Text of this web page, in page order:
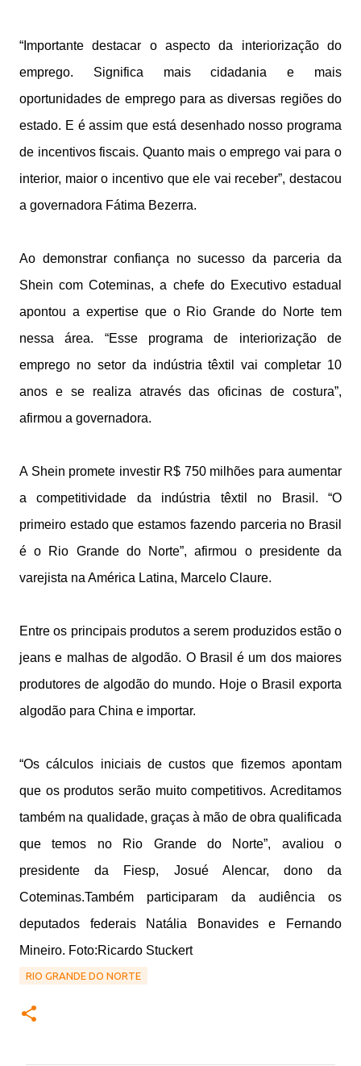
“Importante destacar o aspecto da interiorização do
emprego. Significa mais cidadania e mais
oportunidades de emprego para as diversas regiões do
estado. E é assim que está desenhado nosso programa
de incentivos fiscais. Quanto mais o emprego vai para o
interior, maior o incentivo que ele vai receber”, destacou
a governadora Fátima Bezerra.
Ao demonstrar confiança no sucesso da parceria da
Shein com Coteminas, a chefe do Executivo estadual
apontou a expertise que o Rio Grande do Norte tem
nessa área. “Esse programa de interiorização de
emprego no setor da indústria têxtil vai completar 10
anos e se realiza através das oficinas de costura”,
afirmou a governadora.
A Shein promete investir R$ 750 milhões para aumentar
a competitividade da indústria têxtil no Brasil. “O
primeiro estado que estamos fazendo parceria no Brasil
é o Rio Grande do Norte”, afirmou o presidente da
varejista na América Latina, Marcelo Claure.
Entre os principais produtos a serem produzidos estão o
jeans e malhas de algodão. O Brasil é um dos maiores
produtores de algodão do mundo. Hoje o Brasil exporta
algodão para China e importar.
“Os cálculos iniciais de custos que fizemos apontam
que os produtos serão muito competitivos. Acreditamos
também na qualidade, graças à mão de obra qualificada
que temos no Rio Grande do Norte”, avaliou o
presidente da Fiesp, Josué Alencar, dono da
Coteminas.Também participaram da audiência os
deputados federais Natália Bonavides e Fernando
Mineiro. Foto:Ricardo Stuckert
RIO GRANDE DO NORTE